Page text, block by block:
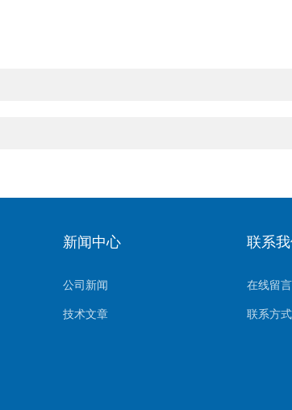
新闻中心
公司新闻
技术文章
联系我
在线留言
联系方式